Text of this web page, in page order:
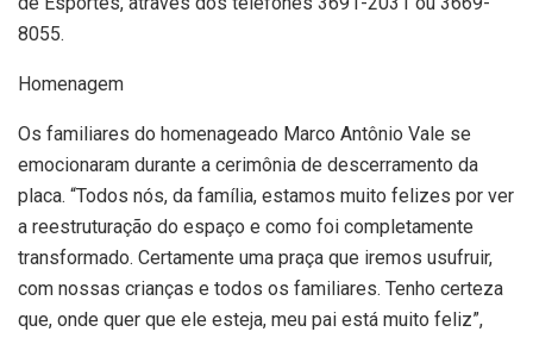
8055.
Homenagem
Os familiares do homenageado Marco Antônio Vale se
emocionaram durante a cerimônia de descerramento da
placa. “Todos nós, da família, estamos muito felizes por ver
a reestruturação do espaço e como foi completamente
transformado. Certamente uma praça que iremos usufruir,
com nossas crianças e todos os familiares. Tenho certeza
que, onde quer que ele esteja, meu pai está muito feliz”,